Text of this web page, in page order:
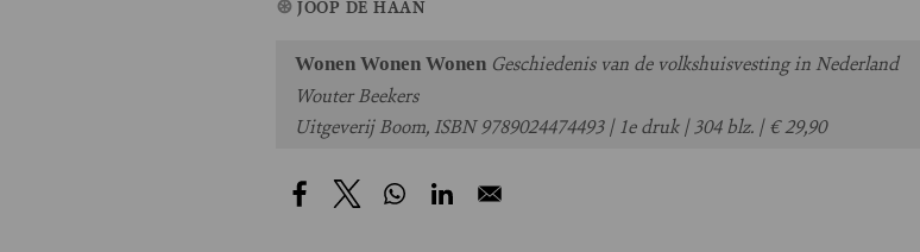
JOOP DE HAAN
Wonen Wonen Wonen Geschiedenis van de volkshuisvesting in Nederland
Wouter Beekers
Uitgeverij Boom, ISBN 9789024474493 | 1e druk | 304 blz. | € 29,90